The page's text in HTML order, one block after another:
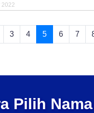
2022
3 4 5 6 7
Pilih